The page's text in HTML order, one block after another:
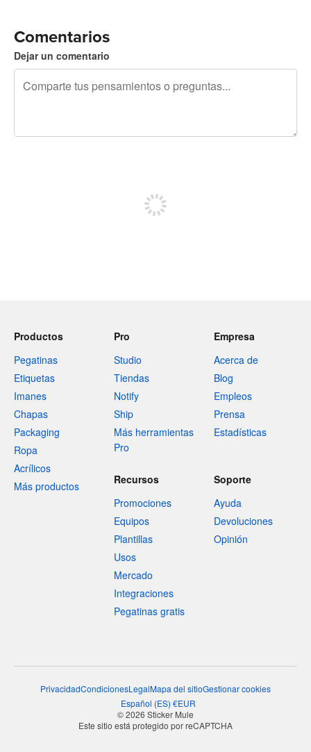
Comentarios
Dejar un comentario
Productos
Pegatinas
Etiquetas
Imanes
Chapas
Packaging
Ropa
Acrílicos
Más productos
Pro
Studio
Tiendas
Notify
Ship
Más herramientas
Pro
Empresa
Acerca de
Blog
Empleos
Prensa
Estadísticas
Recursos
Promociones
Equipos
Plantillas
Usos
Mercado
Integraciones
Pegatinas gratis
Soporte
Ayuda
Devoluciones
Opinión
PrivacidadCondicionesLegalMapa del sitioGestionar cookies
Español (ES) €EUR
© 2026 Sticker Mule
Este sitio está protegido por reCAPTCHA